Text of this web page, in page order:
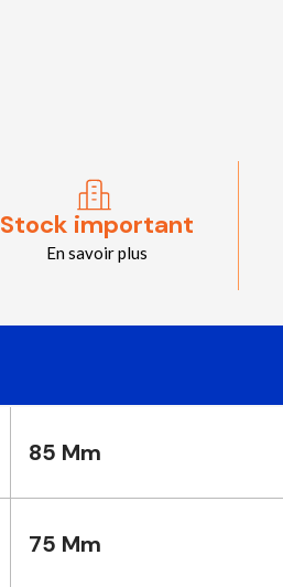
Stock important
En savoir plus
85 Mm
75 Mm